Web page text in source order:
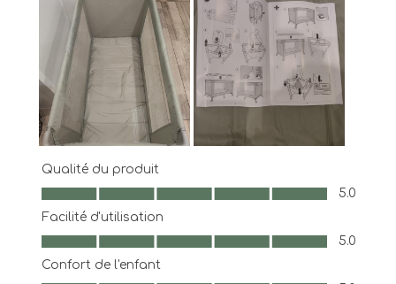
Qualité du produit
Qualité du produit, 5.0 sur 5
5.0
Facilité d'utilisation
Facilité d'utilisation, 5.0 sur 5
5.0
Confort de l'enfant